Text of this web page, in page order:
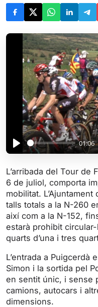
P
a
y
01:06
L’arribada del Tour de
6 de juliol, comporta
mobilitat.
talls totals a la N-260
així com a la N-152,
estarà prohibit
quarts d’una i tres
L’entrada a Puigcerdà
Simon i la sortida pel
en sentit únic, i sense
camions, autocars i
dimensions.